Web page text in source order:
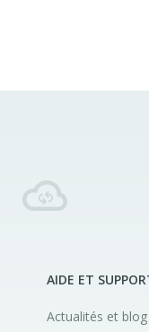
AIDE ET
Actualités et blog